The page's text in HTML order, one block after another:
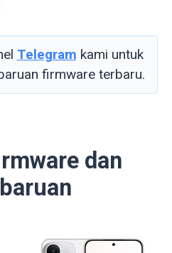
Telegram kami untuk
firmware terbaru.
dan